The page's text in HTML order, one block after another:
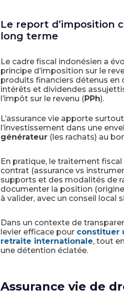
Le report d’imposition
long terme
Le cadre fiscal indonésien a
principe d’imposition sur le
produits financiers détenus en
intérêts et dividendes
l’impôt sur le revenu (PPh).
L’assurance vie apporte
l’investissement dans une
générateur(les rachats) au
En pratique, le traitement
contrat (assurance vs
supports et des modalités de
documenter la position
à valider, avec un conseil local
Dans un contexte de
levier efficace pour constituer
retraite internationale, tout
une détention éclatée.
Assurance vie de